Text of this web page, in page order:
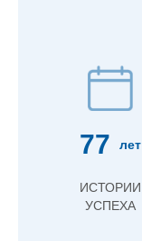
77 лет
ИСТОРИИ
УСПЕХА